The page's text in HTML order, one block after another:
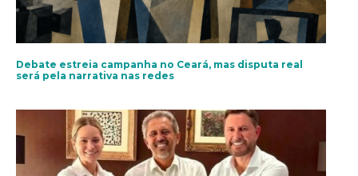
Debate estreia campanha no Ceará, mas disputa real
será pela narrativa nas redes